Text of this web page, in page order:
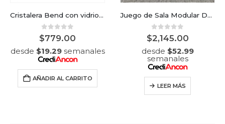
Cristalera Bend con vidrio corrugado
0out of 5
$779.00
desde $19.29semanales
AÑADIR AL CARRITO
Juego de Sala Modular Dubai con chase long
0out of 5
$2,145.00
desde $52.99
semanales
LEER MÁS